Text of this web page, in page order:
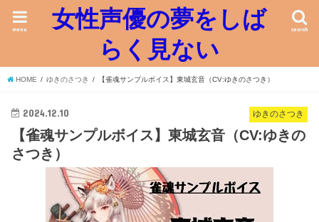
女性声優の夢をしば
らく見ない
search
menu
HOME ゆきのさつき 【雀魂サンプルボイス】東城玄音（CV:ゆきのさつき）
ゆきのさつき
2024.12.10
【雀魂サンプルボイス】東城玄音（CV:ゆきの
さつき）